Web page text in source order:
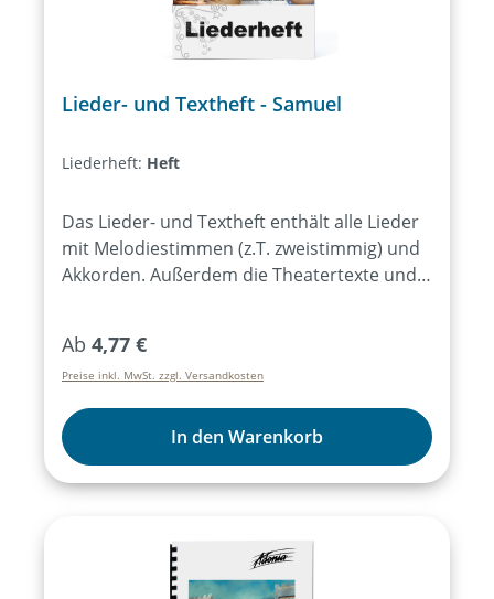
Lieder- und Textheft - Samuel
Liederheft: Heft
Das Lieder- und Textheft enthält alle Lieder
mit Melodiestimmen (z.T. zweistimmig) und
Akkorden. Außerdem die Theatertexte und
Textheftes ist das Aufführungsrecht für alle
Aufführungen des Musicals für ein Jahr
erworben.
Regulärer Preis:
Ab 4,77 €
Preise inkl. MwSt. zzgl. Versandkosten
In den Warenkorb